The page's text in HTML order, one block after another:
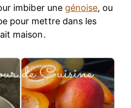
imbiber une génoise, ou
pour mettre dans les
maison.